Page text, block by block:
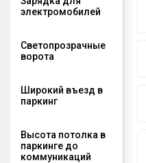
электромобилей
Светопрозрачные
ворота
Широкий въезд в
паркинг
Высота потолка в
паркинге до
коммуникаций